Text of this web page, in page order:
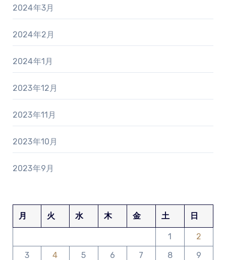
2024年3月
2024年2月
2024年1月
2023年12月
2023年11月
2023年10月
2023年9月
月 火 水 木 金 土 日
1
2
3
4 5 6 7 8
9